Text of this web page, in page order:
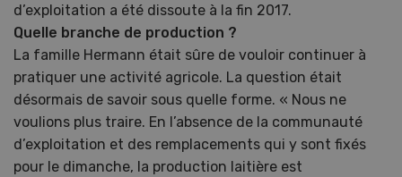
d’exploitation a été dissoute à la fin 2017.
Quelle branche de production ?
La famille Hermann était sûre de vouloir continuer à
pratiquer une activité agricole. La question était
désormais de savoir sous quelle forme. « Nous ne
voulions plus traire. En l’absence de la communauté
d’exploitation et des remplacements qui y sont fixés
pour le dimanche, la production laitière est